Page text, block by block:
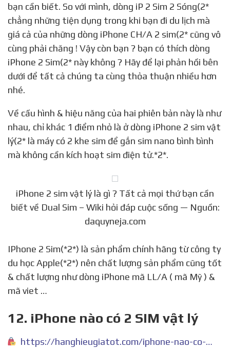
bạn cần biết. So với mình, dòng iP 2 Sim 2 Sóng(2*
chẳng những tiện dụng trong khi bạn đi du lịch mà
giá cả của những dòng iPhone CH/A 2 sim(2* cũng vô
cùng phải chăng ! Vậy còn bạn ? bạn có thích dòng
iPhone 2 Sim(2* này không ? Hãy để lại phản hồi bên
dưới để tất cả chúng ta cùng thỏa thuận nhiều hơn
nhé.
Về cấu hình & hiệu năng của hai phiên bản này là như
nhau, chỉ khác 1 điểm nhỏ là ở dòng iPhone 2 sim vật
lý(2* là máy có 2 khe sim để gắn sim nano bình bình
mà không cần kích hoạt sim điện tử.*2*.
iPhone 2 sim vật lý là gì ? Tất cả mọi thứ bạn cần
biết về Dual Sim – Wiki hỏi đáp cuộc sống — Nguồn:
daquyneja.com
IPhone 2 Sim(*2*) là sản phẩm chính hãng từ công ty
du học Apple(*2*) nên chất lượng sản phẩm cũng tốt
& chất lượng như dòng iPhone mã LL/A ( mã Mỹ ) &
mã viet …
12. iPhone nào có 2 SIM vật lý
https://hanghieugiatot.com/iphone-nao-co-2-sim-vat-ly